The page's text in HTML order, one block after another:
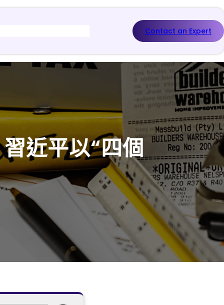
Contact an Expert
近平以“四個